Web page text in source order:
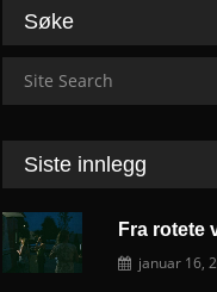
Søke
Siste innlegg
januar 16,